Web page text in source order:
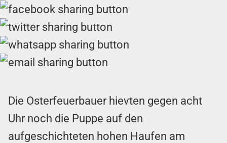
Die Osterfeuerbauer hievten gegen acht
Uhr noch die Puppe auf den
aufgeschichteten hohen Haufen am